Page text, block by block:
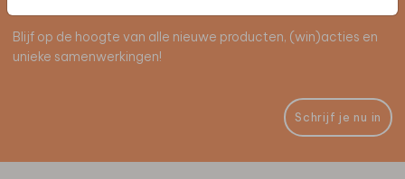
Blijf op de hoogte van alle nieuwe producten, (win)acties en
unieke samenwerkingen!
Schrijf je nu in